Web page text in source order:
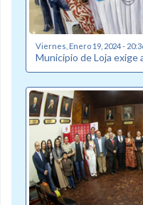
Viernes, Enero 19, 2024 -
Municipio de Loja exige